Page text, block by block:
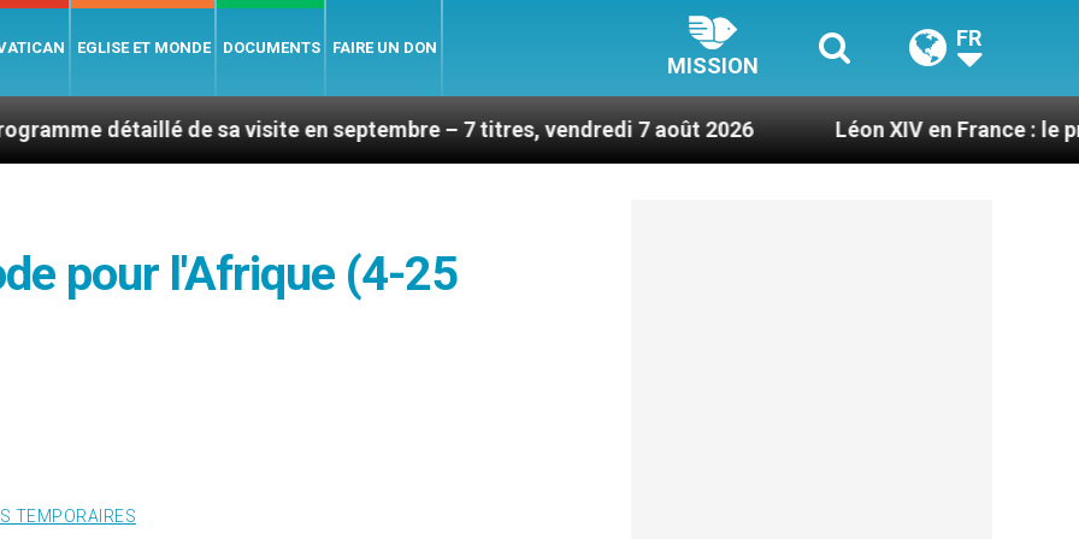
EGLISE ET MONDE DOCUMENTS FAIRE UN DON
MISSION
FR
de sa visite en septembre – 7 titres, vendredi 7 août 2026 Léon XIV en France : le programme
pour l'Afrique (4-25
TEMPORAIRES